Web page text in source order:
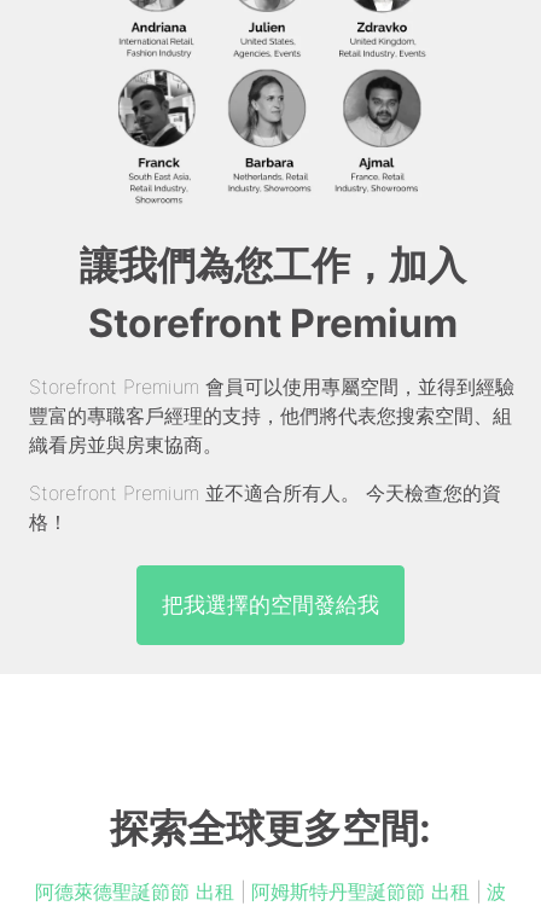
讓我們為您工作，加入
Storefront Premium
Storefront Premium 會員可以使用專屬空間，並得到經驗
豐富的專職客戶經理的支持，他們將代表您搜索空間、組
織看房並與房東協商。
Storefront Premium 並不適合所有人。 今天檢查您的資
格！
把我選擇的空間發給我
探索全球更多空間:
阿德萊德聖誕節節 出租 阿姆斯特丹聖誕節節 出租
波